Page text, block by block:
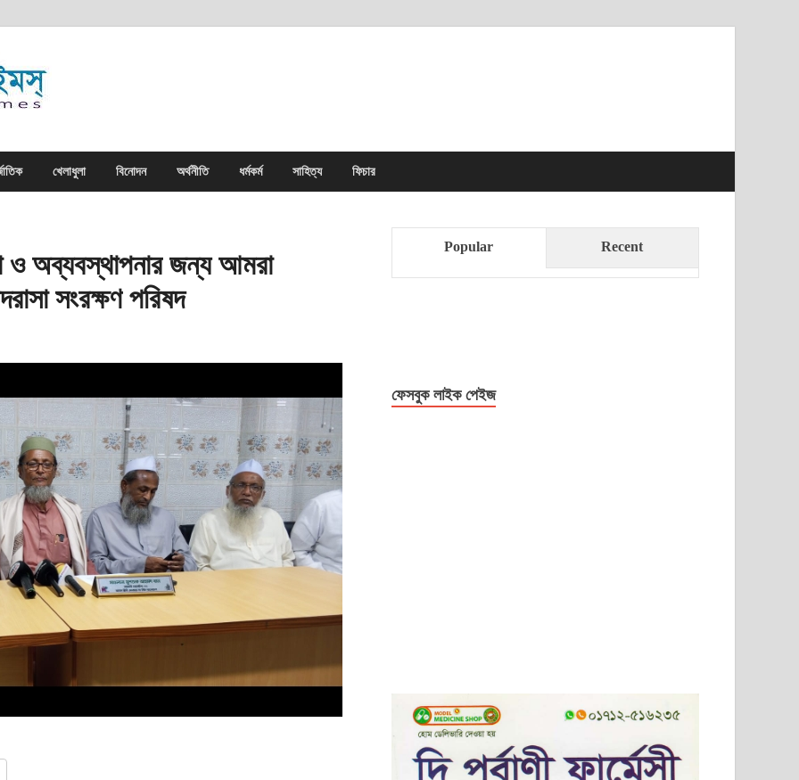
খেলাধুলা বিনোদন অর্থনীতি ধর্মকর্ম সাহিত্য ফিচার
ও অব্যবস্থাপনার জন্য আমরা
সংরক্ষণ পরিষদ
Popular Recent
ফেসবুক লাইক পেইজ